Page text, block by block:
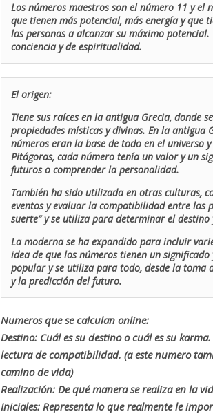
Los números maestros son el número 11 y el
que tienen más potencial, más energía y que
las personas a alcanzar su máximo
conciencia y de espiritualidad.
El origen:
Tiene sus raíces en la antigua Grecia, donde
propiedades místicas y divinas. En la
números eran la base de todo en el universo
Pitágoras, cada número tenía un valor y un
futuros o comprender la personalidad.
También ha sido utilizada en otras culturas,
eventos y evaluar la compatibilidad entre las
suerte” y se utiliza para determinar el
La moderna se ha expandido para incluir
idea de que los números tienen un
popular y se utiliza para todo, desde la toma
y la predicción del futuro.
Numeros que se calculan online:
Destino: Cuál es su destino o cuál es su
lectura de compatibilidad. (a este numero
camino de vida)
Realización: De qué manera se realiza en la
Iniciales: Representa lo que realmente le